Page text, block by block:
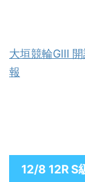
大垣競輪GⅢ
報
12/8 12R S